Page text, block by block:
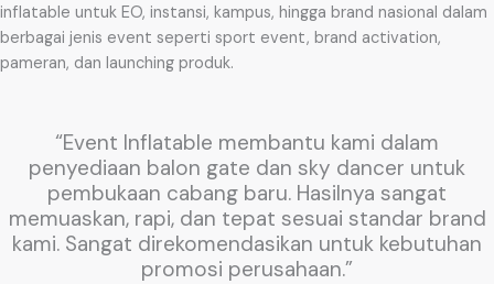
inflatable untuk EO, instansi, kampus, hingga brand nasional dalam
berbagai jenis event seperti sport event, brand activation,
pameran, dan launching produk.
“Event Inflatable membantu kami dalam
penyediaan balon gate dan sky dancer untuk
pembukaan cabang baru. Hasilnya sangat
memuaskan, rapi, dan tepat sesuai standar brand
kami. Sangat direkomendasikan untuk kebutuhan
promosi perusahaan.”